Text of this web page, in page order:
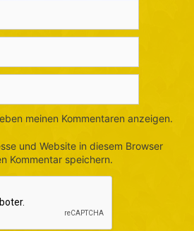
meinen Kommentaren anzeigen.
und Website in diesem Browser
Kommentar speichern.